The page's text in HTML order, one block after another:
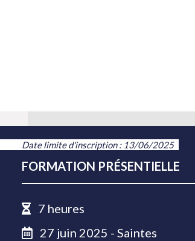
Date limite d'inscription : 13/06/2025
FORMATION PRÉSENTIELLE
7 heures
27 juin 2025 - Saintes